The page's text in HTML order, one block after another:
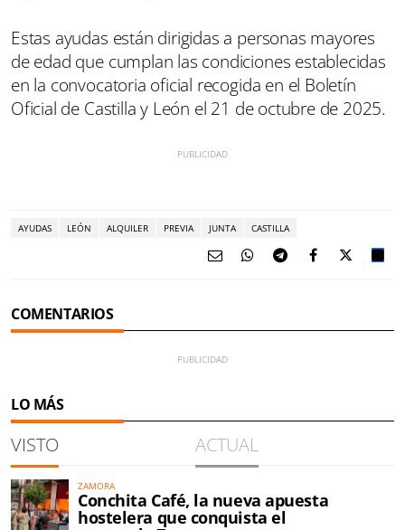
Estas ayudas están dirigidas a personas mayores
de edad que cumplan las condiciones establecidas
en la convocatoria oficial recogida en el Boletín
Oficial de Castilla y León el 21 de octubre de 2025.
AYUDAS LEÓN ALQUILER PREVIA JUNTA CASTILLA
COMENTARIOS
LO MÁS
VISTO ACTUAL
ZAMORA
Conchita Café, la nueva apuesta
hostelera que conquista el